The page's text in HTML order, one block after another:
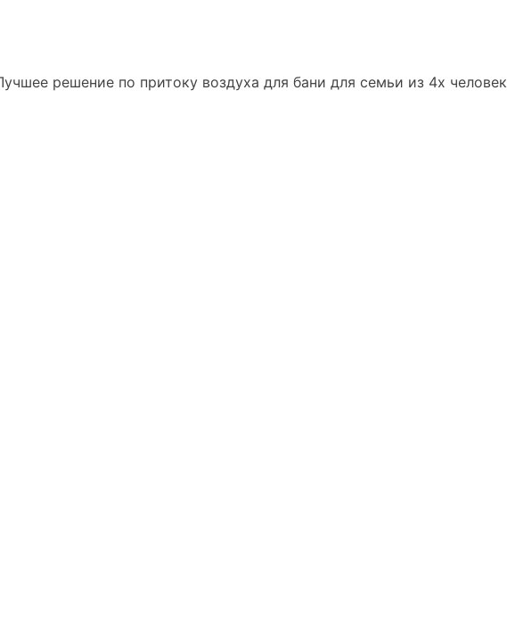
решение по притоку воздуха для бани для семьи из 4х человек